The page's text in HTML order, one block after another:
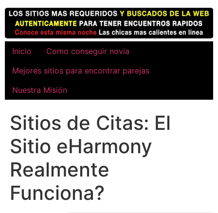
contenido
Inicio
Como conseguir novia
Mejores sitios para encontrar parejas
Nuestra Misión
Sitios de Citas: El
Sitio eHarmony
Realmente
Funciona?